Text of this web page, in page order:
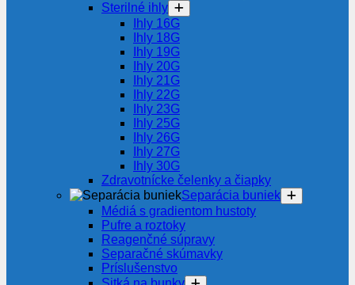
Sterilné ihly
Ihly 16G
Ihly 18G
Ihly 19G
Ihly 20G
Ihly 21G
Ihly 22G
Ihly 23G
Ihly 25G
Ihly 26G
Ihly 27G
Ihly 30G
Zdravotnícke čelenky a čiapky
Separácia buniek
Médiá s gradientom hustoty
Pufre a roztoky
Reagenčné súpravy
Separačné skúmavky
Príslušenstvo